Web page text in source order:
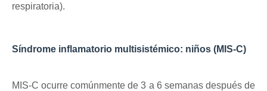
respiratoria).
Síndrome inflamatorio multisistémico: niños (MIS-C)
MIS-C ocurre comúnmente de 3 a 6 semanas después de